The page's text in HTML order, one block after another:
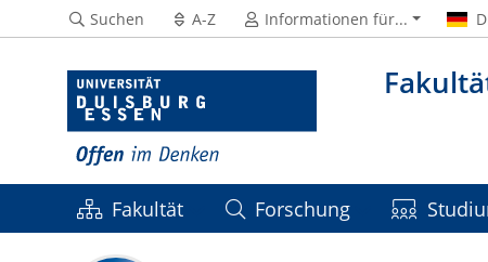
Suchen A-Z Informationen für...
Fakultät Forschung